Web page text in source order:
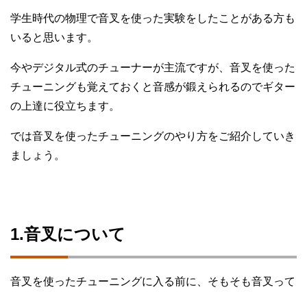
学生時代の物理で音叉を使った実験をしたことがある方も
いると思います。
今やデジタル式のチューナーが主流ですが、音叉を使った
チューニングも覚えておくと音感が鍛えられるのでギター
の上達に役立ちます。
では音叉を使ったチューニングのやり方をご紹介していき
ましょう。
1.音叉について
音叉を使ったチューニングに入る前に、そもそも音叉って